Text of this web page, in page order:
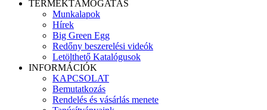
TERMÉKTÁMOGATÁS
Munkalapok
Hírek
Big Green Egg
Redőny beszerelési videók
Letölthető Katalógusok
INFORMÁCIÓK
KAPCSOLAT
Bemutatkozás
Rendelés és vásárlás menete